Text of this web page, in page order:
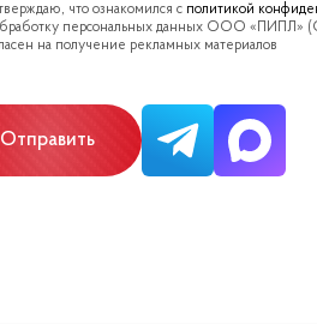
политикой
Отправить